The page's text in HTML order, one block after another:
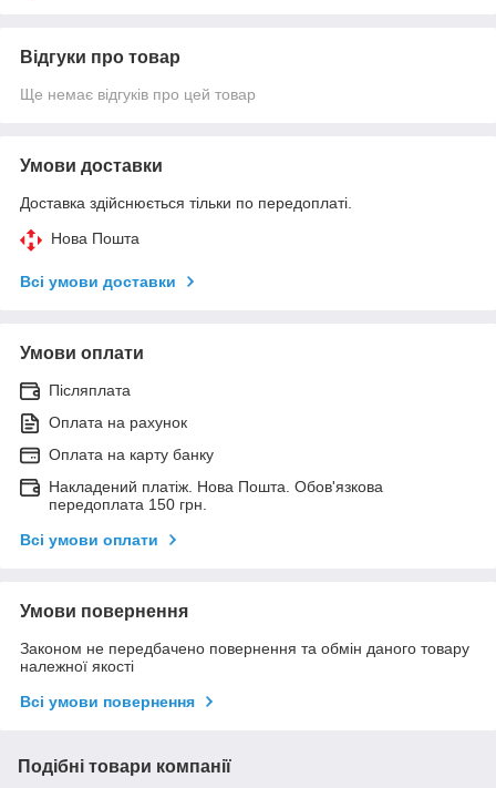
Відгуки про товар
Ще немає відгуків про цей товар
Умови доставки
Доставка здійснюється тільки по передоплаті.
Нова Пошта
Всі умови доставки
Умови оплати
Післяплата
Оплата на рахунок
Оплата на карту банку
Накладений платіж. Нова Пошта. Обов'язкова
передоплата 150 грн.
Всі умови оплати
Умови повернення
Законом не передбачено повернення та обмін даного товару
належної якості
Всі умови повернення
Подібні товари компанії